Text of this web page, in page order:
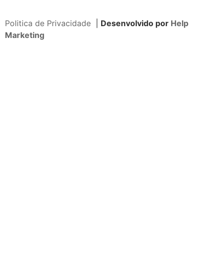
Politica de Privacidade Desenvolvido por Help
Marketing